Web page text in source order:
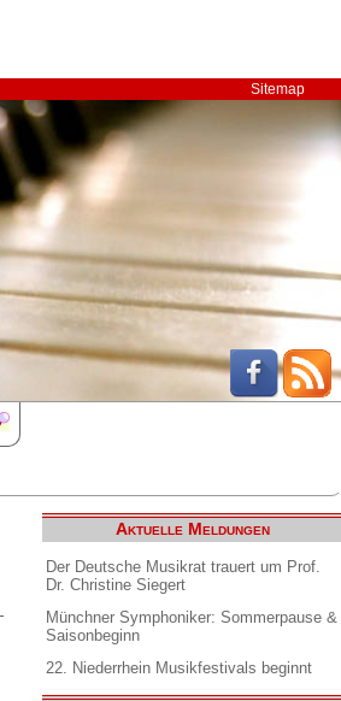
Sitemap
Aktuelle Meldungen
Der Deutsche Musikrat trauert um Prof.
Dr. Christine Siegert
Münchner Symphoniker: Sommerpause &
Saisonbeginn
22. Niederrhein Musikfestivals beginnt